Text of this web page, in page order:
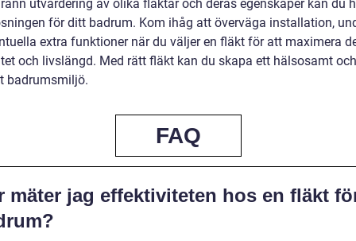
utvärdering av olika fläktar och deras egenskaper kan du
för ditt badrum. Kom ihåg att överväga installation,
extra funktioner när du väljer en fläkt för att maximera
och livslängd. Med rätt fläkt kan du skapa ett hälsosamt och
badrumsmiljö.
FAQ
mäter jag effektiviteten hos en fläkt